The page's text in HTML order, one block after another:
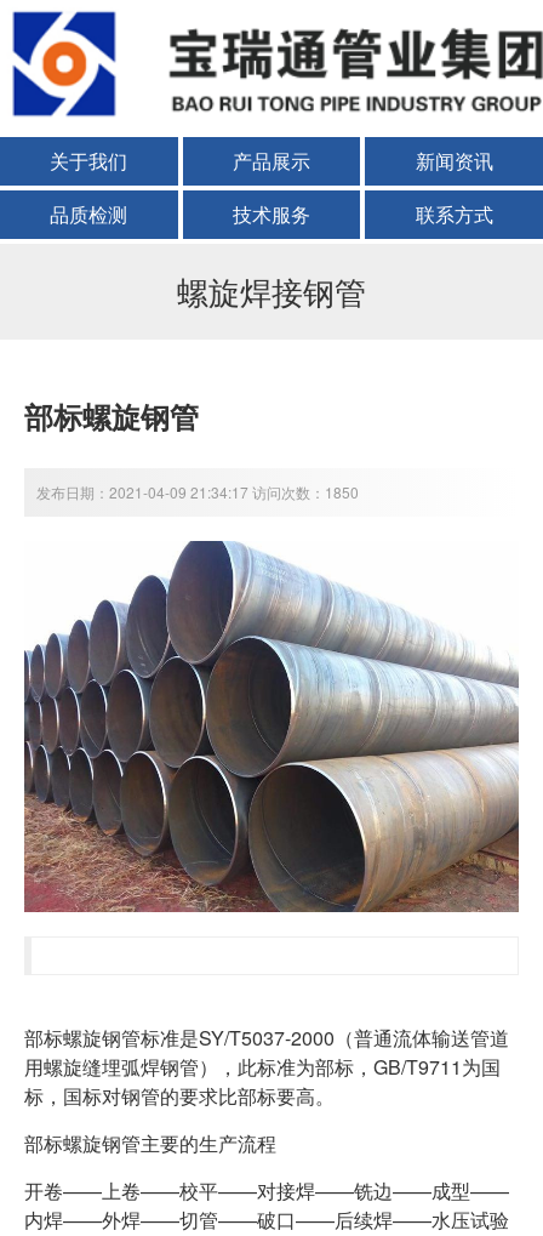
关于我们 产品展示
新闻资讯
品质检测
技术服务 联系方式
螺旋焊接钢管
部标螺旋钢管
发布日期：2021-04-09 21:34:17 访问次数：1850
部标螺旋钢管标准是SY/T5037-2000（普通流体输送管道
用螺旋缝埋弧焊钢管），此标准为部标，GB/T9711为国
标，国标对钢管的要求比部标要高。
部标螺旋钢管主要的生产流程
开卷——上卷——校平——对接焊——铣边——成型——
内焊——外焊——切管——破口——后续焊——水压试验